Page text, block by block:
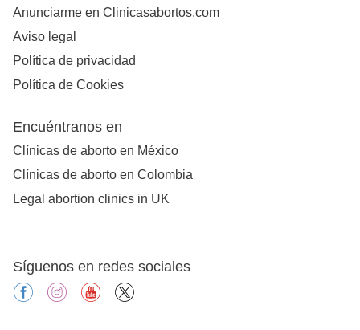
Anunciarme en Clinicasabortos.com
Aviso legal
Política de privacidad
Política de Cookies
Encuéntranos en
Clínicas de aborto en México
Clínicas de aborto en Colombia
Legal abortion clinics in UK
Síguenos en redes sociales
facebookinstagramyoutube